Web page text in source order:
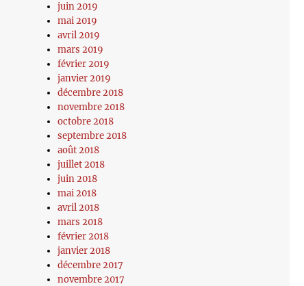
juin 2019
mai 2019
avril 2019
mars 2019
février 2019
janvier 2019
décembre 2018
novembre 2018
octobre 2018
septembre 2018
août 2018
juillet 2018
juin 2018
mai 2018
avril 2018
mars 2018
février 2018
janvier 2018
décembre 2017
novembre 2017